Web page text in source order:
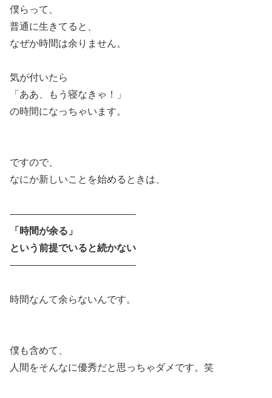
僕らって、
普通に生きてると、
なぜか時間は余りません。
気が付いたら
「ああ、もう寝なきゃ！」
の時間になっちゃいます。
ですので、
なにか新しいことを始めるときは、
―――――――――――――
「時間が余る」
という前提でいると続かない
―――――――――――――
時間なんて余らないんです。
僕も含めて、
人間をそんなに優秀だと思っちゃダメです。笑